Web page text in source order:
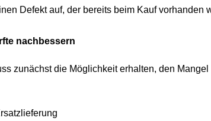
Defekt auf, der bereits beim Kauf vorhanden war.
nachbessern
die Möglichkeit erhalten, den Mangel zu